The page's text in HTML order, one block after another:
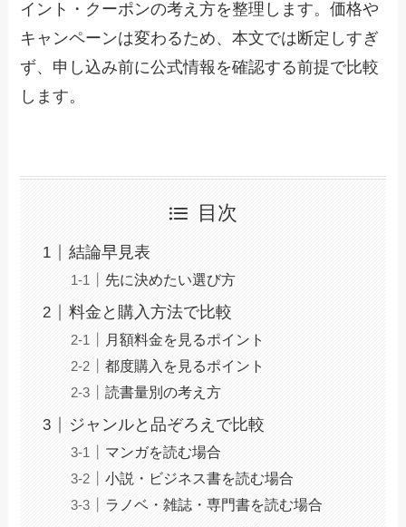
イント・クーポンの考え方を整理します。価格や
キャンペーンは変わるため、本文では断定しすぎ
ず、申し込み前に公式情報を確認する前提で比較
します。
目次
結論早見表
先に決めたい選び方
料金と購入方法で比較
月額料金を見るポイント
都度購入を見るポイント
読書量別の考え方
ジャンルと品ぞろえで比較
マンガを読む場合
小説・ビジネス書を読む場合
ラノベ・雑誌・専門書を読む場合